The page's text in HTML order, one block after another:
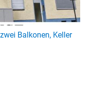
Balkonen, Keller